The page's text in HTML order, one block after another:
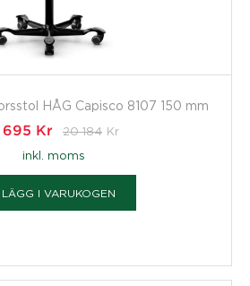
HÅG Capisco 8107 150 mm
695
Kr 20 184 Kr
inkl. moms
LÄGG I VARUKOGEN